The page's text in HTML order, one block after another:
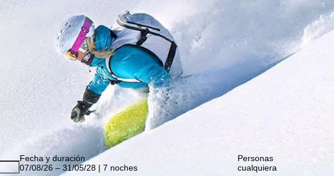
enterarse de nuestras promociones!
Fecha y duración
07/08/26 – 31/05/28 | 7 noches
Personas
cualquiera